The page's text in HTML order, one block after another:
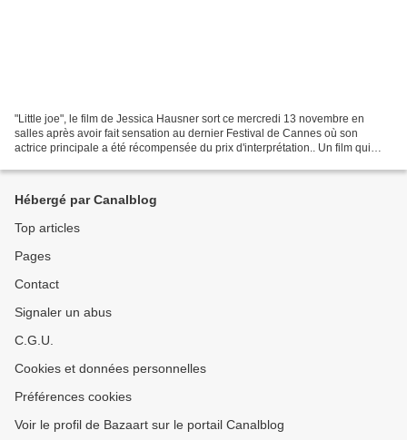
"Little joe", le film de Jessica Hausner sort ce mercredi 13 novembre en
salles après avoir fait sensation au dernier Festival de Cannes où son
actrice principale a été récompensée du prix d'interprétation.. Un film qui
Hébergé par Canalblog
Top articles
Pages
Contact
Signaler un abus
C.G.U.
Cookies et données personnelles
Préférences cookies
Voir le profil de Bazaart sur le portail Canalblog